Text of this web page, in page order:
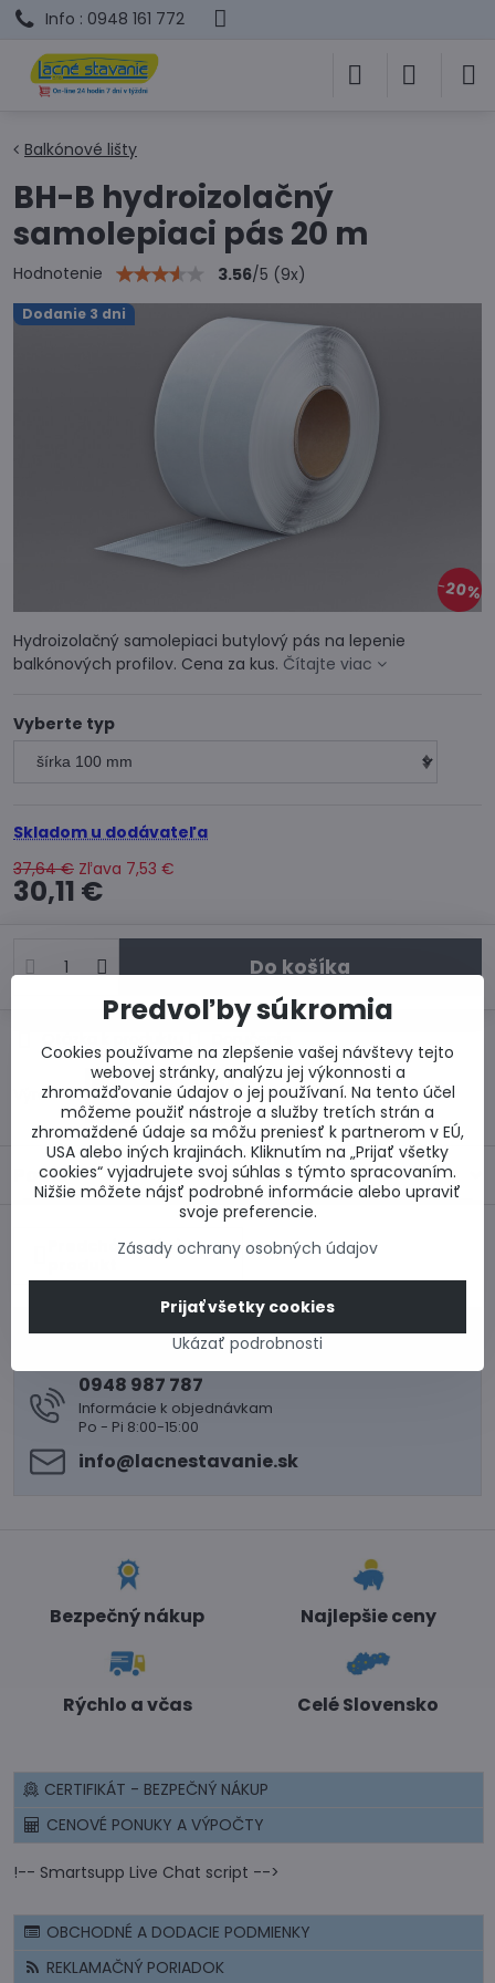
Info : 0948 161 772
Dodanie 3 dni
20%
Balkónové lišty
BH-B hydroizolačný
samolepiaci pás 20 m
Hodnotenie 3.56/5 (9x)
Hydroizolačný samolepiaci butylový pás na lepenie
balkónových profilov. Cena za kus. Čítajte viac
Vyberte typ
Skladom u dodávateľa
37,64 € Zľava 7,53 €
30,11 €
Do košíka
Výrobca:
Popis
Predchádzajúci
0917 969 003
Technické poradenstvo
0948 987 787
Informácie k objednávkam
Po - Pi 8:00-15:00
info​@lacnestavanie​.sk
Bezpečný nákup Najlepšie ceny
Rýchlo a včas Celé Slovensko
CERTIFIKÁT - BEZPEČNÝ NÁKUP
CENOVÉ PONUKY A VÝPOČTY
!-- Smartsupp Live Chat script -->
OBCHODNÉ A DODACIE PODMIENKY
REKLAMAČNÝ PORIADOK
Predvoľby súkromia
Cookies používame na zlepšenie vašej návštevy tejto
webovej stránky, analýzu jej výkonnosti a
zhromažďovanie údajov o jej používaní. Na tento účel
môžeme použiť nástroje a služby tretích strán a
zhromaždené údaje sa môžu preniesť k partnerom v EÚ,
USA alebo iných krajinách. Kliknutím na „Prijať všetky
cookies“ vyjadrujete svoj súhlas s týmto spracovaním.
Nižšie môžete nájsť podrobné informácie alebo upraviť
svoje preferencie.
Zásady ochrany osobných údajov
Ukázať podrobnosti
Prijať všetky cookies